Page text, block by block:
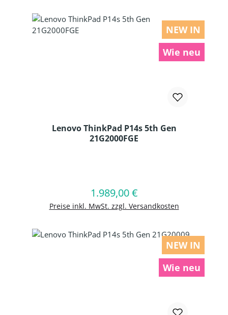
NEW IN
Wie neu
Lenovo ThinkPad P14s 5th Gen
21G2000FGE
Regulärer Preis:
1.989,00 €
Preise inkl. MwSt. zzgl. Versandkosten
In den Warenkorb
NEW IN
Wie neu